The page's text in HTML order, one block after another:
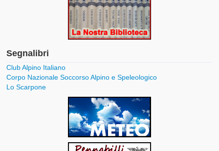
Segnalibri
Club Alpino Italiano
Corpo Nazionale Soccorso Alpino e Speleologico
Lo Scarpone